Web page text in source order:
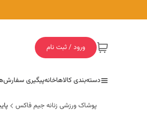
ورود / ثبت نام
دسته‌بندی کالاهاخانهپیگیری سفارش
پوشاک ورزشی زنانه جیم فاکس